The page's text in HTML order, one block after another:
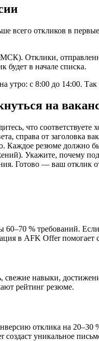
всего откликов в
Отклики,
будет в начале списка.
утро: с 8:00 до 14:00.
на
что соответствуете
справа от заголовка
Каждое резюме должно
Укажите, почему
Готово — ваш отклик
60–70 % требований.
в AFK Offer помогает
свежие навыки,
рейтинг резюме.
отклика на
уникальное